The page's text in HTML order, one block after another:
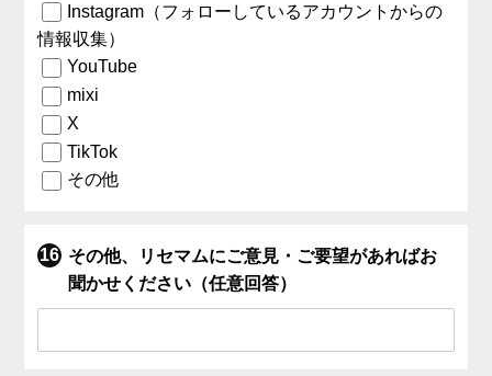
Instagram（フォローしているアカウントからの
情報収集）
YouTube
mixi
X
TikTok
その他
その他、リセマムにご意見・ご要望があればお
聞かせください（任意回答）